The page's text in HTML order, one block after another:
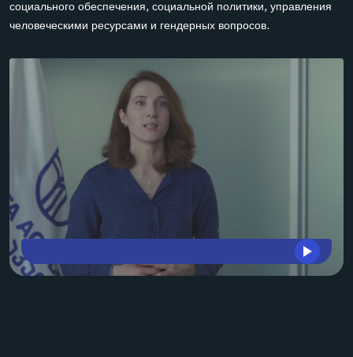
социального обеспечения, социальной политики, управления
человеческими ресурсами и гендерных вопросов.